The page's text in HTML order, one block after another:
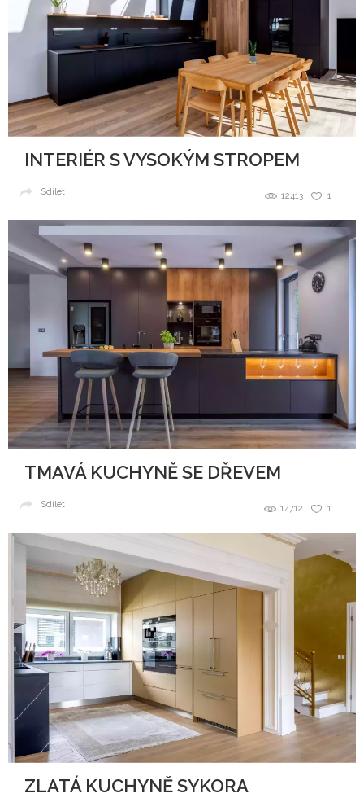
INTERIÉR S VYSOKÝM STROPEM
1
12413
Sdílet
TMAVÁ KUCHYNĚ SE DŘEVEM
1
14712
Sdílet
ZLATÁ KUCHYNĚ SYKORA